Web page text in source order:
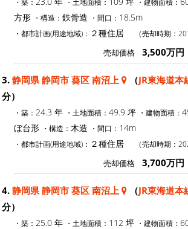
方形 ・構造： 鉄骨造 ・間口： 18.5m
・都市計画(用途地域)： ２種住居 （売却時期：
売却価格 3,500万円
3. 静岡県 静岡市 葵区 南沼上 （JR東海道本
分）
・築： 24.3 年 ・土地面積： 49.9 坪 ・建物面積：
ぼ台形 ・構造： 木造 ・間口： 14m
・都市計画(用途地域)： ２種住居 （売却時期：
売却価格 3,700万円
4. 静岡県 静岡市 葵区 南沼上 （JR東海道本
分）
・築： 25.0 年 ・土地面積： 112 坪 ・建物面積：